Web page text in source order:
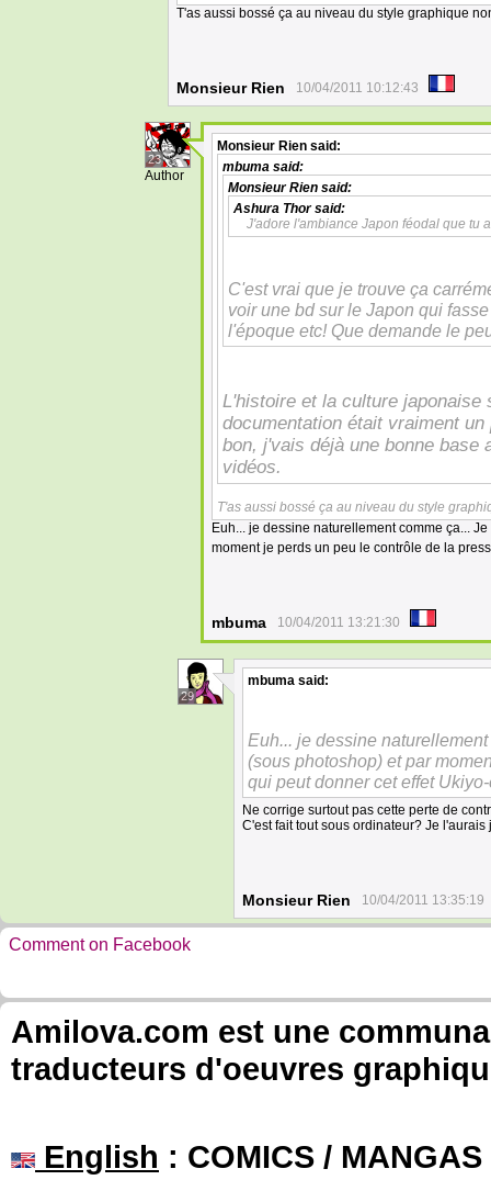
T'as aussi bossé ça au niveau du style graphique
Monsieur Rien 10/04/2011 10:12:43
23
Author
Monsieur Rien said:
mbuma said:
Monsieur Rien said:
Ashura Thorsaid:
J'adore l'ambiance Japon féodal que tu
C'est vrai que je trouve ça
voir une bd sur le Japon qui
l'époque etc! Que demande le
L'histoire et la culture japonaise
documentation était vraiment
bon, j'vais déjà une bonne
vidéos.
T'as aussi bossé ça au niveau du style
Euh... je dessine naturellement comme ça...
moment je perds un peu le contrôle de la
mbuma 10/04/2011 13:21:30
29
mbuma said:
Euh... je dessine
(sous photoshop) et par
qui peut donner cet effet
Ne corrige surtout pas cette perte de
C'est fait tout sous ordinateur? Je l'aurais
Monsieur Rien 10/04/2011 13:35:19
Comment on Facebook
Amilova.com est une
traducteurs d'oeuvres
English : COMICS /